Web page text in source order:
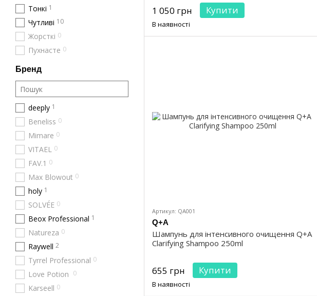
1 050 грн Купити
В наявності
Артикул: QA001
Q+A
Шампунь для інтенсивного очищення Q+A
Clarifying Shampoo 250ml
655 грн Купити
В наявності
Тонкі 1
Чутливі 10
Жорсткі 0
Пухнасте 0
Бренд
deeply 1
Beneliss 0
Mimare 0
VITAEL 0
FAV.1 0
Max Blowout 0
holy 1
SOLVÉE 0
Beox Professional 1
Natureza 0
Raywell 2
Tyrrel Professional 0
Love Potion 0
Karseell 0